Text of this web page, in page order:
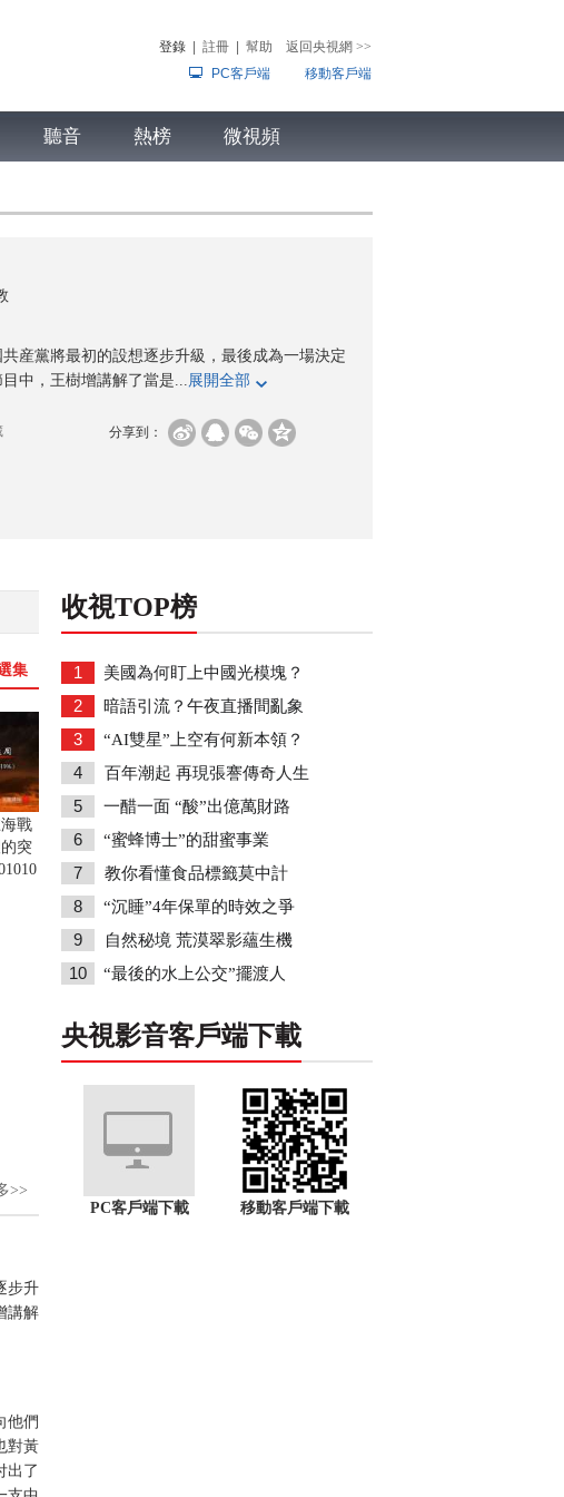
登錄 註冊 幫助 返回央視網 >>
PC客戶端
移動客戶端
聽音 熱榜 微視頻
産黨將最初的設想逐步升級，最後成為一場決定
中，王樹增講解了當是...展開全部
分享到：
集
戰
突
>>
步升
講解
他們
對黃
出了
收視TOP榜
1 美國為何盯上中國光模塊？
2 暗語引流？午夜直播間亂象
3 “AI雙星”上空有何新本領？
4 百年潮起 再現張謇傳奇人生
5 一醋一面 “酸”出億萬財路
6 “蜜蜂博士”的甜蜜事業
7 教你看懂食品標籤莫中計
8 “沉睡”4年保單的時效之爭
9 自然秘境 荒漠翠影蘊生機
10 “最後的水上公交”擺渡人
央視影音客戶端下載
PC客戶端下載 移動客戶端下載